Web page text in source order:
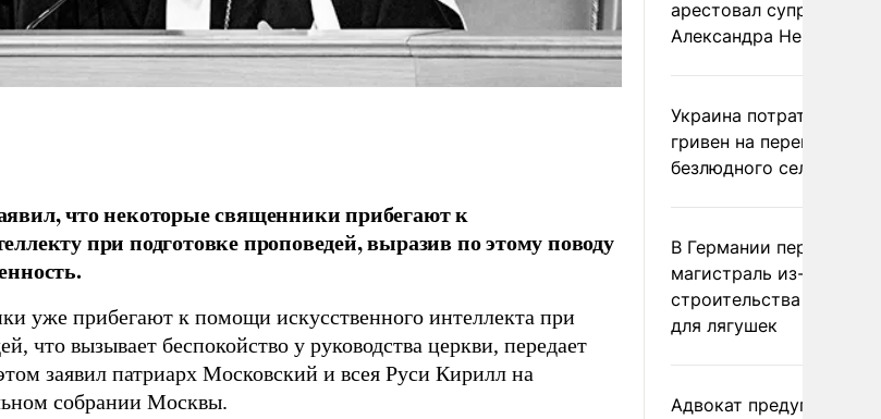
что некоторые священники прибегают к
при подготовке проповедей, выразив по этому поводу
уже прибегают к помощи искусственного интеллекта при
что вызывает беспокойство у руководства церкви, передает
заявил патриарх Московский и всея Руси Кирилл на
собрании Москвы.
арестовал супругу
Александра Невзорова
Украина потратила 1
гривен на
безлюдного села
В Германии перекрыли
магистраль из-за
строительства
для лягушек
Адвокат предупредил